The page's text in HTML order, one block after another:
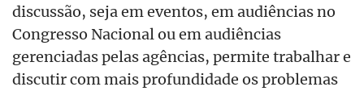
discussão, seja em eventos, em audiências no
Congresso Nacional ou em audiências
gerenciadas pelas agências, permite trabalhar e
discutir com mais profundidade os problemas